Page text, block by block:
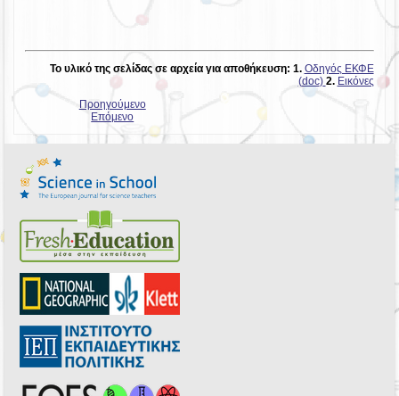
Το υλικό της σελίδας σε αρχεία για αποθήκευση: 1. Οδηγός ΕΚΦΕ
(doc) 2. Εικόνες
Προηγούμενο
Επόμενο